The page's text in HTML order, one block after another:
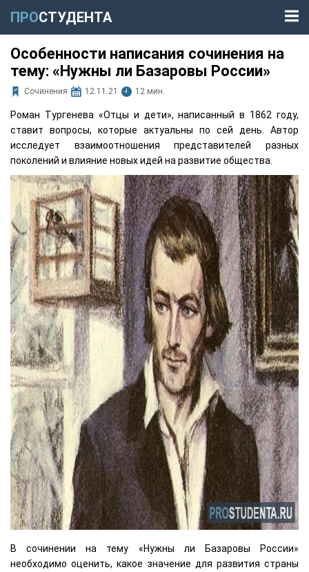
ПРОСТУДЕНТА
Особенности написания сочинения на
тему: «Нужны ли Базаровы России»
Сочинения 12.11.21 12 мин.
Роман Тургенева «Отцы и дети», написанный в 1862 году,
ставит вопросы, которые актуальны по сей день. Автор
исследует взаимоотношения представителей разных
поколений и влияние новых идей на развитие общества.
В сочинении на тему «Нужны ли Базаровы России»
необходимо оценить, какое значение для развития страны